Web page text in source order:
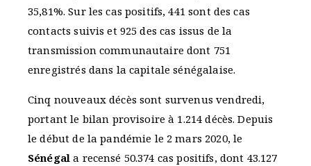
35,81%. Sur les cas positifs, 441 sont des cas
contacts suivis et 925 des cas issus de la
transmission communautaire dont 751
enregistrés dans la capitale sénégalaise.
Cinq nouveaux décès sont survenus vendredi,
portant le bilan provisoire à 1.214 décès. Depuis
le début de la pandémie le 2 mars 2020, le
Sénégal a recensé 50.374 cas positifs, dont 43.127